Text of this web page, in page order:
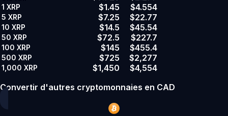
1 XRP $1.45 $4.554
5 XRP $7.25 $22.77
10 XRP $14.5 $45.54
50 XRP $72.5 $227.7
100 XRP $145 $455.4
500 XRP $725 $2,277
1,000 XRP $1,450
$4,554
Convertir d'autres cryptomonnaies en CAD